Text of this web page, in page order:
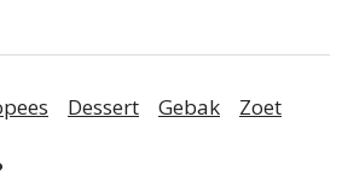
Dessert Gebak Zoet